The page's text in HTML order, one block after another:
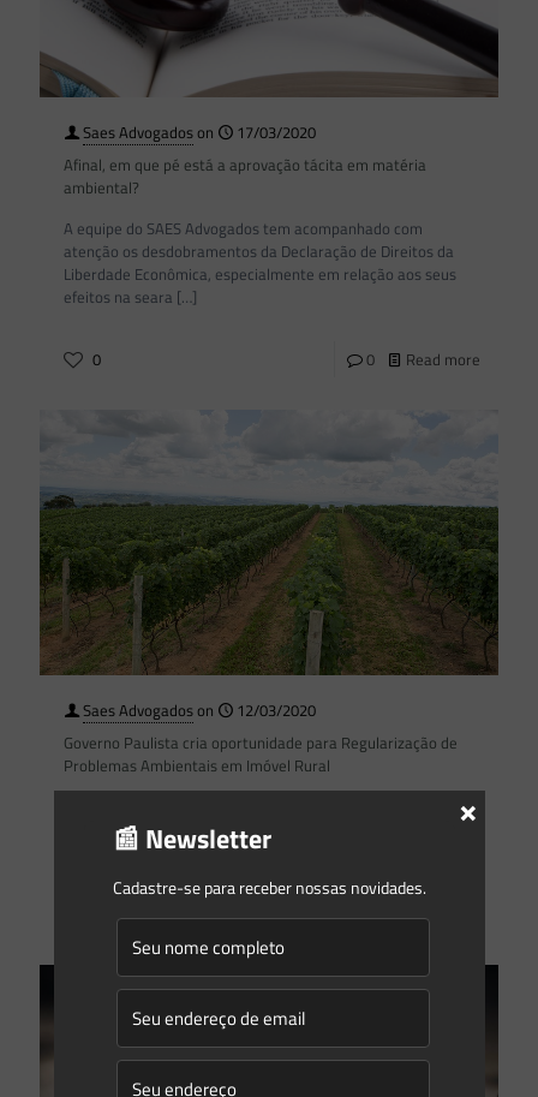
Saes Advogadoson
17/03/2020
Afinal, em que pé está a aprovação tácita em matéria
ambiental?
A equipe do SAES Advogados tem acompanhado com
atenção os desdobramentos da Declaração de Direitos da
Liberdade Econômica, especialmente em relação aos seus
efeitos na seara […]
0 0 Read more
Saes Advogadoson
12/03/2020
Governo Paulista cria oportunidade para Regularização de
Problemas Ambientais em Imóvel Rural
Estado de São Paulo: foi publicado no dia 5 de março de
2020 o decreto estadual n.[…]
0 Read more
📰 Newsletter
Cadastre-se para receber nossas novidades.
×